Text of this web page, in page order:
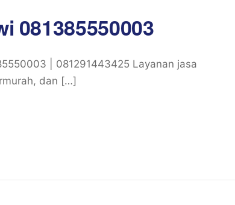
081385550003
| 081291443425 Layanan jasa
dan […]